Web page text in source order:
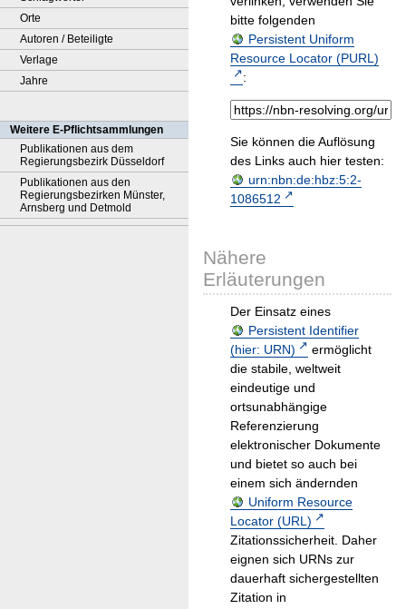
Orte
Autoren / Beteiligte
Verlage
Jahre
Weitere E-Pflichtsammlungen
Publikationen aus dem
Regierungsbezirk Düsseldorf
Publikationen aus den
Regierungsbezirken Münster,
Arnsberg und Detmold
bitte folgenden
Persistent Uniform
Resource Locator (PURL)
:
Sie können die Auflösung
des Links auch hier testen:
urn:nbn:de:hbz:5:2-
1086512
Nähere
Erläuterungen
Der Einsatz eines
Persistent Identifier
(hier: URN)
ermöglicht
die stabile, weltweit
eindeutige und
ortsunabhängige
Referenzierung
elektronischer Dokumente
und bietet so auch bei
einem sich ändernden
Uniform Resource
Locator (URL)
Zitationssicherheit. Daher
eignen sich URNs zur
dauerhaft sichergestellten
Zitation in